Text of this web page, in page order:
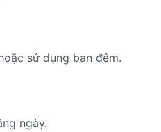
sử dụng ban đêm.
ngày.